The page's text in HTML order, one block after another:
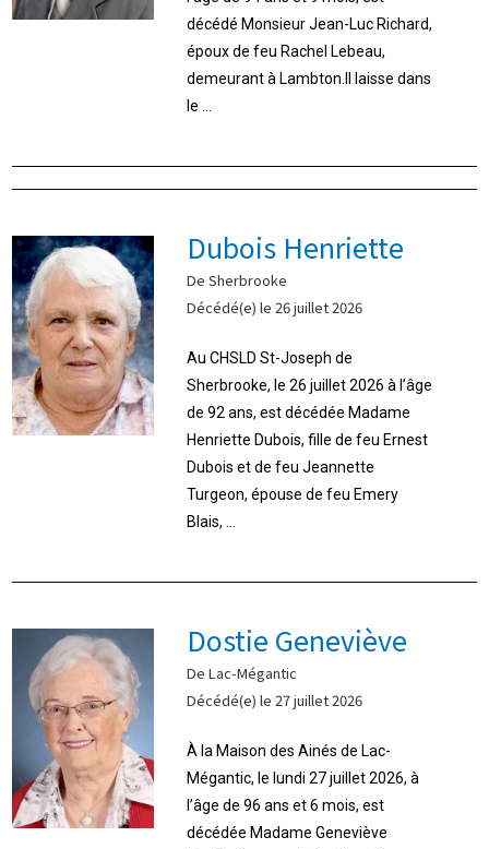
décédé Monsieur Jean-Luc Richard,
époux de feu Rachel Lebeau,
demeurant à Lambton.Il laisse dans
le ...
Dubois Henriette
De Sherbrooke
Décédé(e) le 26 juillet 2026
Au CHSLD St-Joseph de
Sherbrooke, le 26 juillet 2026 à l’âge
de 92 ans, est décédée Madame
Henriette Dubois, fille de feu Ernest
Dubois et de feu Jeannette
Turgeon, épouse de feu Emery
Blais, ...
Dostie Geneviève
De Lac-Mégantic
Décédé(e) le 27 juillet 2026
À la Maison des Ainés de Lac-
Mégantic, le lundi 27 juillet 2026, à
l’âge de 96 ans et 6 mois, est
décédée Madame Geneviève